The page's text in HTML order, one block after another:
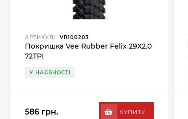
АРТИКУЛ: VR100203
Покришка Vee Rubber Felix 29X2.0
72TPI
У НАЯВНОСТІ
586 грн. КУПИТИ